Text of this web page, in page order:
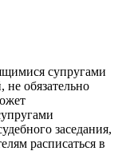
супругами
обязательно
заседания,
расписаться в